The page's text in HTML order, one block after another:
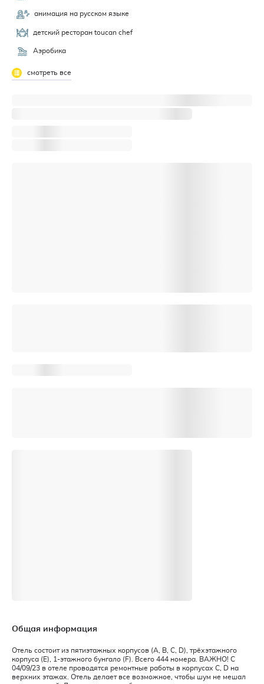
анимация на русском языке
детский ресторан toucan chef
Аэробика
смотреть все
Общая информация
Отель состоит из пятиэтажных корпусов (A, B, C, D), трёхэтажного
корпуса (E), 1-этажного бунгало (F). Всего 444 номера. ВАЖНО! C
04/09/23 в отеле проводятся ремонтные работы в корпусах C, D на
верхних этажах. Отель делает все возможное, чтобы шум не мешал